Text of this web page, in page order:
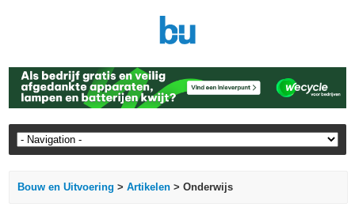
Bouw en Uitvoering >Artikelen > Onderwijs